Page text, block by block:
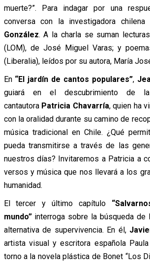
muerte?”. Para indagar por una
conversa con la investigadora chilena
González. A la charla se suman
(LOM), de José Miguel Varas; y
(Liberalia), leídos por su autora, María
En “El jardín de cantos populares”,
guiará en el descubrimiento de
cantautora Patricia Chavarría, quien ha
con la oralidad durante su camino de
música tradicional en Chile. ¿Qué
pueda transmitirse a través de las
nuestros días? Invitaremos a Patricia a
versos y música que nos llevará a los
humanidad.
El tercer y último capítulo
mundo” interroga sobre la búsqueda de
alternativa de supervivencia. En él,
artista visual y escritora española
torno a la novela plástica de Bonet “Los